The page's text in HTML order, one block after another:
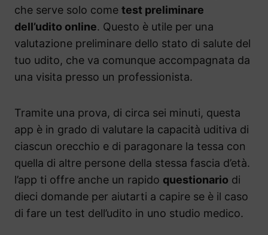
che serve solo come test preliminare
dell’udito online. Questo è utile per una
valutazione preliminare dello stato di salute del
tuo udito, che va comunque accompagnata da
una visita presso un professionista.
Tramite una prova, di circa sei minuti, questa
app è in grado di valutare la capacità uditiva di
ciascun orecchio e di paragonare la tessa con
quella di altre persone della stessa fascia d’età.
l’app ti offre anche un rapido questionario di
dieci domande per aiutarti a capire se è il caso
di fare un test dell’udito in uno studio medico.